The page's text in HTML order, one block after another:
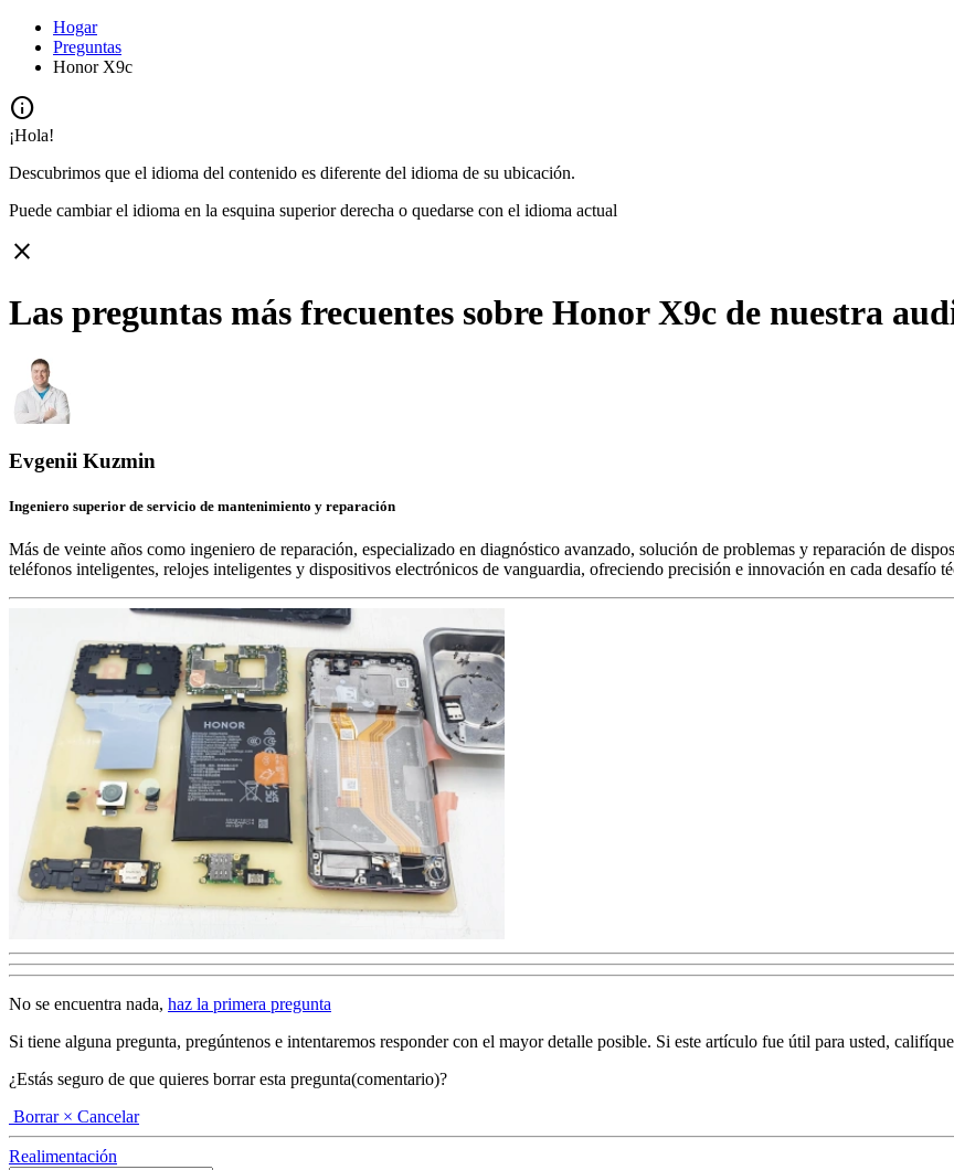
Hogar
Preguntas
Honor X9c
info
¡Hola!
Descubrimos que el idioma del contenido es diferente del idioma de su ubicación.
Puede cambiar el idioma en la esquina superior derecha o quedarse con el idioma actual
close
Las preguntas más frecuentes sobre Honor X9c de nuestra
Evgenii Kuzmin
Ingeniero superior de servicio de mantenimiento y reparación
Más de veinte años como ingeniero de reparación, especializado en diagnóstico avanzado, solución de problemas y reparación de
teléfonos inteligentes, relojes inteligentes y dispositivos electrónicos de vanguardia, ofreciendo precisión e innovación en cada desafío
No se encuentra nada, haz la primera pregunta
Si tiene alguna pregunta, pregúntenos e intentaremos responder con el mayor detalle posible. Si este artículo fue útil para usted,
¿Estás seguro de que quieres borrar esta pregunta(comentario)?
Borrar × Cancelar
Realimentación